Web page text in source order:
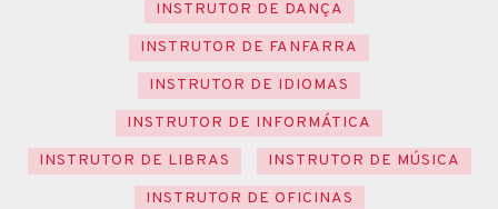
INSTRUTOR DE DANÇA
INSTRUTOR DE FANFARRA
INSTRUTOR DE IDIOMAS
INSTRUTOR DE INFORMÁTICA
INSTRUTOR DE LIBRAS
INSTRUTOR DE MÚSICA
INSTRUTOR DE OFICINAS